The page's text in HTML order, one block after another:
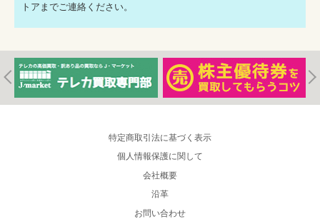
トアまでご連絡ください。
特定商取引法に基づく表示
個人情報保護に関して
会社概要
沿革
お問い合わせ